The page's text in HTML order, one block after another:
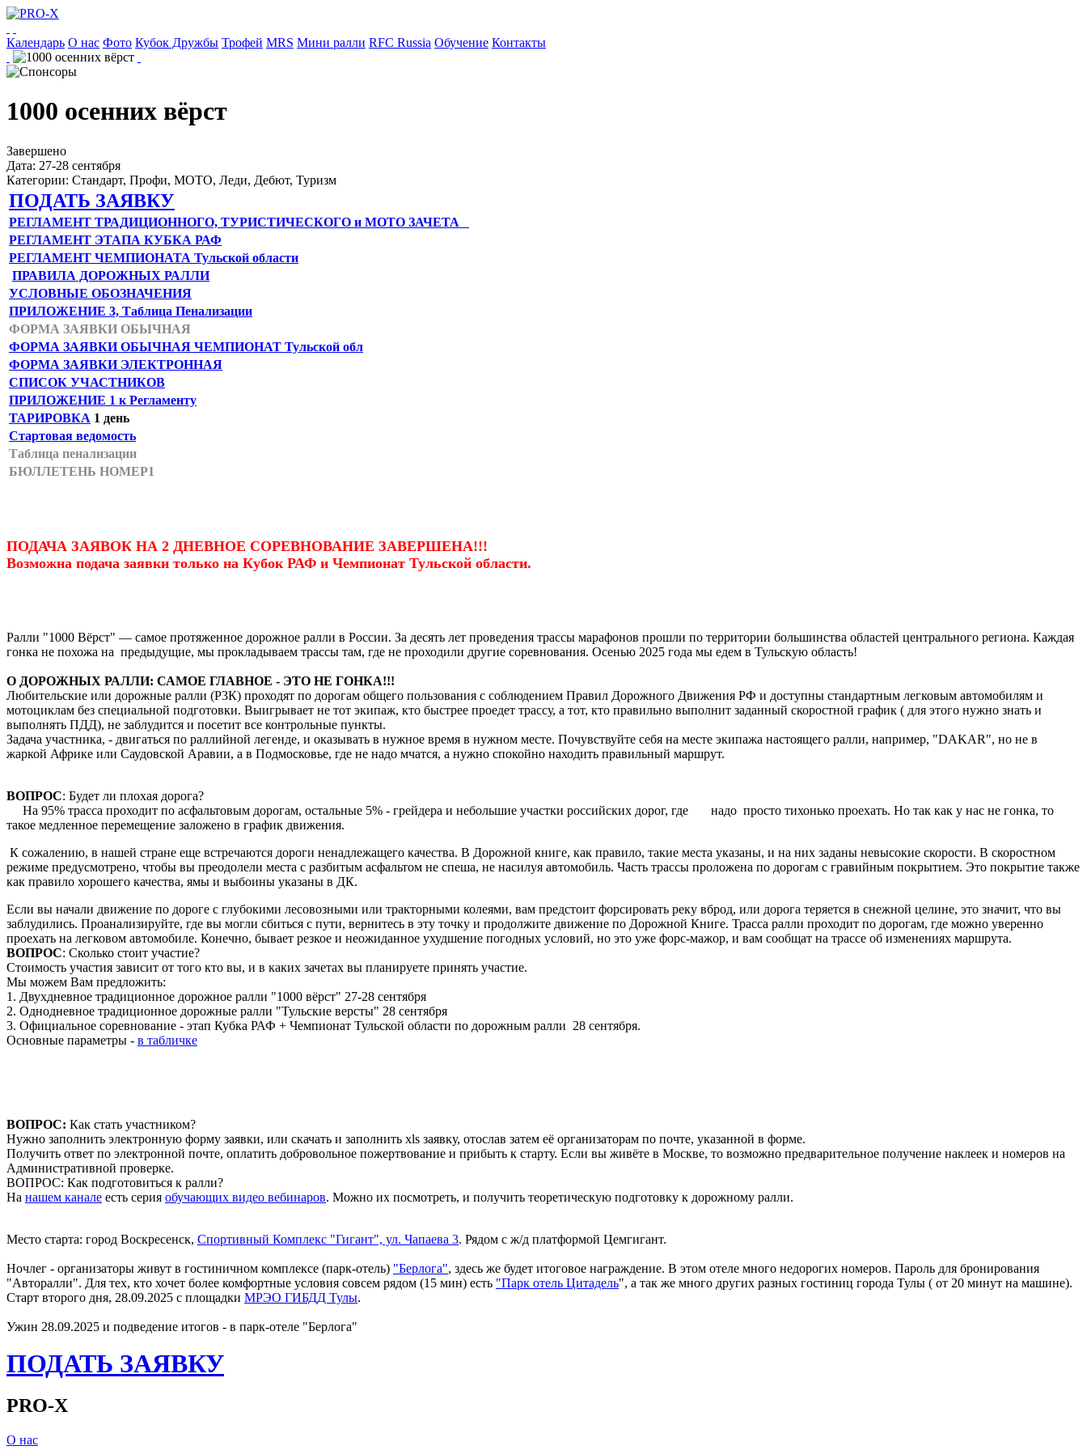
Календарь О нас Фото Кубок Дружбы Трофей MRS Мини ралли RFC Russia Обучение Контакты
1000 осенних вёрст
Завершенo
Дата: 27-28 сентября
Категории: Стандарт, Профи, МОТО, Леди, Дебют, Туризм
ПОДАТЬ ЗАЯВКУ
РЕГЛАМЕНТ ТРАДИЦИОННОГО, ТУРИСТИЧЕСКОГО и МОТО ЗАЧЕТА
РЕГЛАМЕНТ ЭТАПА КУБКА РАФ
РЕГЛАМЕНТ ЧЕМПИОНАТА Тульской области
ПРАВИЛА ДОРОЖНЫХ РАЛЛИ
УСЛОВНЫЕ ОБОЗНАЧЕНИЯ
ПРИЛОЖЕНИЕ 3, Таблица Пенализации
ФОРМА ЗАЯВКИ ОБЫЧНАЯ
ФОРМА ЗАЯВКИ ОБЫЧНАЯ ЧЕМПИОНАТ Тульской обл
ФОРМА ЗАЯВКИ ЭЛЕКТРОННАЯ
СПИСОК УЧАСТНИКОВ
ПРИЛОЖЕНИЕ 1 к Регламенту
ТАРИРОВКА 1 день
Стартовая ведомость
Таблица пенализации
БЮЛЛЕТЕНЬ НОМЕР1
ПОДАЧА ЗАЯВОК НА 2 ДНЕВНОЕ СОРЕВНОВАНИЕ ЗАВЕРШЕНА!!!
Возможна подача заявки только на Кубок РАФ и Чемпионат Тульской области.
Ралли "1000 Вёрст" — самое протяженное дорожное ралли в России. За десять лет проведения трассы марафонов прошли по территории большинства областей центрального региона. Каждая
гонка не похожа на предыдущие, мы прокладываем трассы там, где не проходили другие соревнования. Осенью 2025 года мы едем в Тульскую область!
О ДОРОЖНЫХ РАЛЛИ: САМОЕ ГЛАВНОЕ - ЭТО НЕ ГОНКА!!!
Любительские или дорожные ралли (Р3К) проходят по дорогам общего пользования с соблюдением Правил Дорожного Движения РФ и доступны стандартным легковым автомобилям и
мотоциклам без специальной подготовки. Выигрывает не тот экипаж, кто быстрее проедет трассу, а тот, кто правильно выполнит заданный скоростной график ( для этого нужно знать и
выполнять ПДД), не заблудится и посетит все контрольные пункты.
Задача участника, - двигаться по раллийной легенде, и оказывать в нужное время в нужном месте. Почувствуйте себя на месте экипажа настоящего ралли, например, "DAKAR", но не в
жаркой Африке или Саудовской Аравии, а в Подмосковье, где не надо мчатся, а нужно спокойно находить правильный маршрут.
ВОПРОС: Будет ли плохая дорога?
На 95% трасса проходит по асфальтовым дорогам, остальные 5% - грейдера и небольшие участки российских дорог, где надо просто тихонько проехать. Но так как у нас не гонка, то
такое медленное перемещение заложено в график движения.
К сожалению, в нашей стране еще встречаются дороги ненадлежащего качества. В Дорожной книге, как правило, такие места указаны, и на них заданы невысокие скорости. В скоростном
режиме предусмотрено, чтобы вы преодолели места с разбитым асфальтом не спеша, не насилуя автомобиль. Часть трассы проложена по дорогам с гравийным покрытием. Это покрытие также
как правило хорошего качества, ямы и выбоины указаны в ДК.
Если вы начали движение по дороге с глубокими лесовозными или тракторными колеями, вам предстоит форсировать реку вброд, или дорога теряется в снежной целине, это значит, что вы
заблудились. Проанализируйте, где вы могли сбиться с пути, вернитесь в эту точку и продолжите движение по Дорожной Книге. Трасса ралли проходит по дорогам, где можно уверенно
проехать на легковом автомобиле. Конечно, бывает резкое и неожиданное ухудшение погодных условий, но это уже форс-мажор, и вам сообщат на трассе об изменениях маршрута.
ВОПРОС: Сколько стоит участие?
Стоимость участия зависит от того кто вы, и в каких зачетах вы планируете принять участие.
Мы можем Вам предложить:
1. Двухдневное традиционное дорожное ралли "1000 вёрст" 27-28 сентября
2. Однодневное традиционное дорожные ралли "Тульские версты" 28 сентября
3. Официальное соревнование - этап Кубка РАФ + Чемпионат Тульской области по дорожным ралли 28 сентября.
Основные параметры - в табличке
ВОПРОС: Как стать участником?
Нужно заполнить электронную форму заявки, или скачать и заполнить xls заявку, отослав затем её организаторам по почте, указанной в форме.
Получить ответ по электронной почте, оплатить добровольное пожертвование и прибыть к старту. Если вы живёте в Москве, то возможно предварительное получение наклеек и номеров на
Административной проверке.
ВОПРОС: Как подготовиться к ралли?
На нашем канале есть серия обучающих видео вебинаров. Можно их посмотреть, и получить теоретическую подготовку к дорожному ралли.
Место старта: город Воскресенск, Спортивный Комплекс "Гигант", ул. Чапаева 3. Рядом с ж/д платформой Цемгигант.
Ночлег - организаторы живут в гостиничном комплексе (парк-отель) "Берлога", здесь же будет итоговое награждение. В этом отеле много недорогих номеров. Пароль для бронирования
"Авторалли". Для тех, кто хочет более комфортные условия совсем рядом (15 мин) есть "Парк отель Цитадель", а так же много других разных гостиниц города Тулы ( от 20 минут на машине).
Старт второго дня, 28.09.2025 с площадки МРЭО ГИБДД Тулы.
Ужин 28.09.2025 и подведение итогов - в парк-отеле "Берлога"
ПОДАТЬ ЗАЯВКУ
PRO-X
О нас